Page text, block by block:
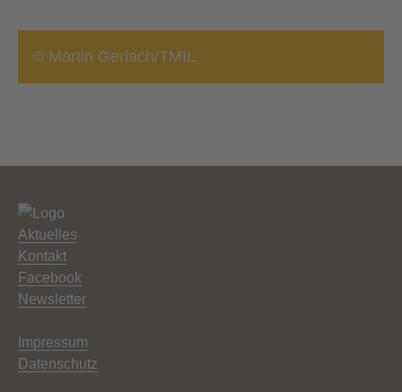
© Martin Gerlach/TMIL
Aktuelles
Kontakt
Facebook
Newsletter
Impressum
Datenschutz